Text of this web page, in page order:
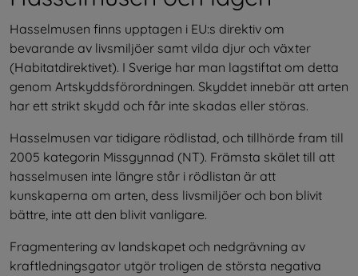
Hasselmusen finns upptagen i EU:s direktiv om
bevarande av livsmiljöer samt vilda djur och växter
(Habitatdirektivet). I Sverige har man lagstiftat om detta
genom Artskyddsförordningen. Skyddet innebär att arten
har ett strikt skydd och får inte skadas eller störas.
Hasselmusen var tidigare rödlistad, och tillhörde fram till
2005 kategorin Missgynnad (NT). Främsta skälet till att
hasselmusen inte längre står i rödlistan är att
kunskaperna om arten, dess livsmiljöer och bon blivit
bättre, inte att den blivit vanligare.
Fragmentering av landskapet och nedgrävning av
kraftledningsgator utgör troligen de största negativa